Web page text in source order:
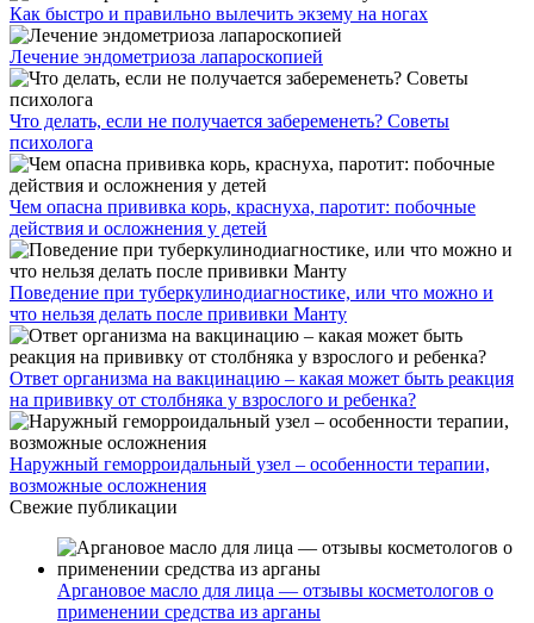
Как быстро и правильно вылечить экзему на ногах
Лечение эндометриоза лапароскопией
Что делать, если не получается забеременеть? Советы
психолога
Чем опасна прививка корь, краснуха, паротит: побочные
действия и осложнения у детей
Поведение при туберкулинодиагностике, или что можно и
что нельзя делать после прививки Манту
Ответ организма на вакцинацию – какая может быть реакция
на прививку от столбняка у взрослого и ребенка?
Наружный геморроидальный узел – особенности терапии,
возможные осложнения
Свежие публикации
Аргановое масло для лица — отзывы косметологов о
применении средства из арганы